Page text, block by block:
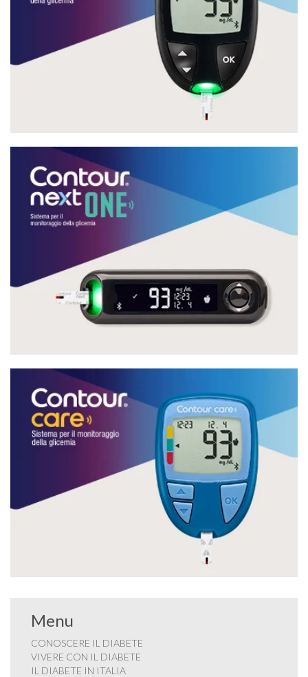
Menu
CONOSCERE IL DIABETE
VIVERE CON IL DIABETE
IL DIABETE IN ITALIA